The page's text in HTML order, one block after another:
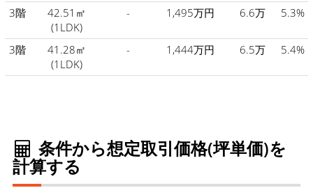
3階
42.51㎡
(1LDK)
- 1,495万円 6.6万 5.3%
3階
41.28㎡
(1LDK)
- 1,444万円 6.5万 5.4%
条件から想定取引価格(坪単価)を
計算する